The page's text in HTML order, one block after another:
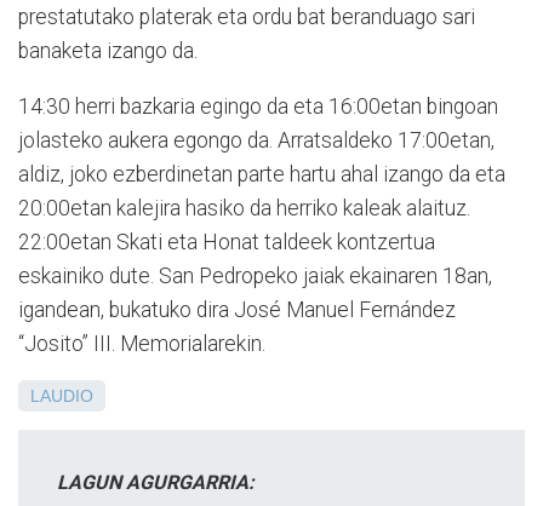
prestatutako platerak eta ordu bat beranduago sari
banaketa izango da.
14:30 herri bazkaria egingo da eta 16:00etan bingoan
jolasteko aukera egongo da. Arratsaldeko 17:00etan,
aldiz, joko ezberdinetan parte hartu ahal izango da eta
20:00etan kalejira hasiko da herriko kaleak alaituz.
22:00etan Skati eta Honat taldeek kontzertua
eskainiko dute. San Pedropeko jaiak ekainaren 18an,
igandean, bukatuko dira José Manuel Fernández
“Josito” III. Memorialarekin.
LAUDIO
LAGUN AGURGARRIA: